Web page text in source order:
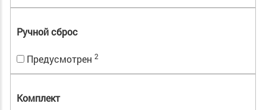
Ручной сброс
Предусмотрен 2
Комплект